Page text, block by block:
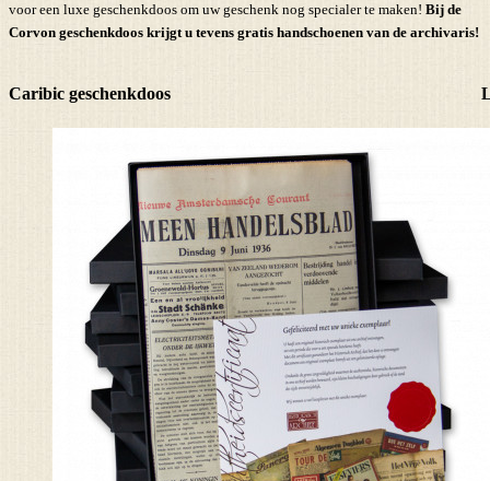
voor een luxe geschenkdoos om uw geschenk nog specialer te maken! Bij de
Corvon geschenkdoos krijgt u tevens gratis handschoenen van de archivaris!
Caribic geschenkdoos